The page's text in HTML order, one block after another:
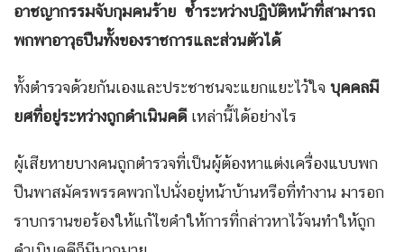
อาชญากรรมจับกุมคนร้าย ซ้ำระหว่างปฏิบัติหน้าที่สามารถ
พกพาอาวุธปืนทั้งของราชการและส่วนตัวได้
ทั้งตำรวจด้วยกันเองและประชาชนจะแยกแยะไว้ใจ บุคคลมี
ยศที่อยู่ระหว่างถูกดำเนินคดี เหล่านี้ได้อย่างไร
ผู้เสียหายบางคนถูกตำรวจที่เป็นผู้ต้องหาแต่งเครื่องแบบพก
ปืนพาสมัครพรรคพวกไปนั่งอยู่หน้าบ้านหรือที่ทำงาน มารอก
ราบกรานขอร้องให้แก้ไขคำให้การที่กล่าวหาไว้จนทำให้ถูก